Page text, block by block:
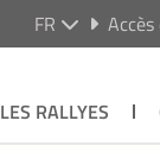
FR
LES RALLYES